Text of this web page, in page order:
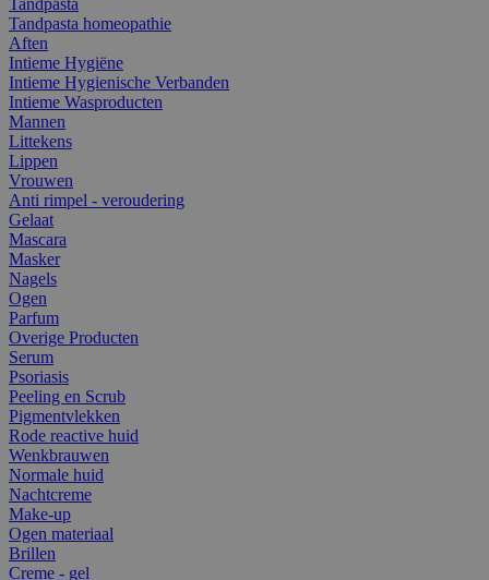
Tandpasta homeopathie
Aften
Intieme Hygiëne
Intieme Hygienische Verbanden
Intieme Wasproducten
Mannen
Littekens
Lippen
Vrouwen
Anti rimpel - veroudering
Gelaat
Mascara
Masker
Nagels
Ogen
Parfum
Overige Producten
Serum
Psoriasis
Peeling en Scrub
Pigmentvlekken
Rode reactive huid
Wenkbrauwen
Normale huid
Nachtcreme
Make-up
Ogen materiaal
Brillen
Creme - gel